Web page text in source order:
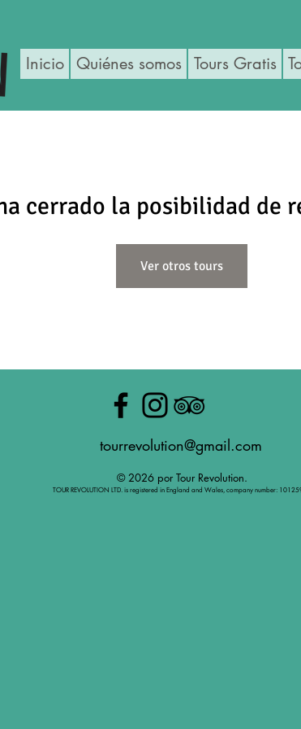
Inicio Quiénes somos Tours Gratis
cerrado la posibilidad de
Ver otros tours
tourrevolution@gmail.com
© 2026 por Tour Revolution.
TOUR REVOLUTION LTD. is registered in England and Wales, company number: